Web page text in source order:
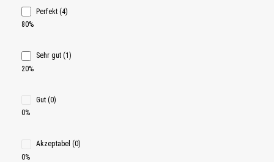
Perfekt (4)
80%
Sehr gut (1)
20%
Gut (0)
0%
Akzeptabel (0)
0%